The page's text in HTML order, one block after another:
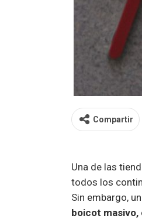
Compartir
Una de las
todos los
Sin embargo,
boicot masivo,